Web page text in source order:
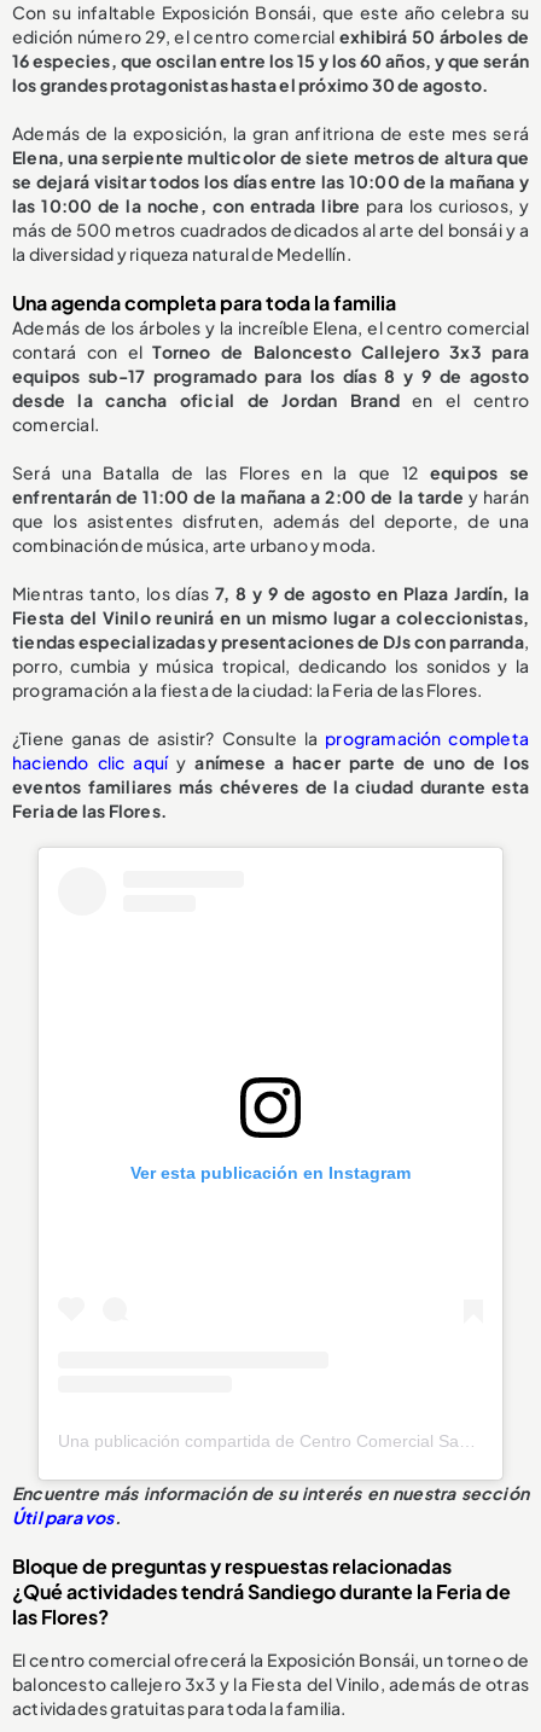
Con su infaltable Exposición Bonsái, que este año celebra su
edición número 29, el centro comercial exhibirá 50 árboles de
16 especies, que oscilan entre los 15 y los 60 años, y que serán
los grandes protagonistas hasta el próximo 30 de agosto.
Además de la exposición, la gran anfitriona de este mes será
Elena, una serpiente multicolor de siete metros de altura que
se dejará visitar todos los días entre las 10:00 de la mañana y
las 10:00 de la noche, con entrada libre para los curiosos, y
más de 500 metros cuadrados dedicados al arte del bonsái y a
la diversidad y riqueza natural de Medellín.
Una agenda completa para toda la familia
Además de los árboles y la increíble Elena, el centro comercial
contará con elTorneo de Baloncesto Callejero 3x3 para
equipos sub-17 programado para los días 8 y 9 de agosto
desde la cancha oficial de Jordan Branden el centro
comercial.
Será una Batalla de las Flores en la que 12 equipos se
enfrentarán de 11:00 de la mañana a 2:00 de la tarde y harán
que los asistentes disfruten, además del deporte, de una
combinación de música, arte urbano y moda.
Mientras tanto, los días 7, 8 y 9 de agosto en Plaza Jardín, la
Fiesta del Vinilo reunirá en un mismo lugar a coleccionistas,
tiendas especializadas y presentaciones de DJs con parranda,
porro, cumbia y música tropical, dedicando los sonidos y la
programación a la fiesta de la ciudad: la Feria de las Flores.
¿Tiene ganas de asistir? Consulte la programación completa
haciendo clic aquíyanímese a hacer parte de uno de los
eventos familiares más chéveres de la ciudad durante esta
Feria de las Flores.
Ver esta publicación en Instagram
Encuentre más información de su interés en nuestra sección
Útil para vos.
Bloque de preguntas y respuestas relacionadas
¿Qué actividades tendrá Sandiego durante la Feria de
las Flores?
El centro comercial ofrecerá la Exposición Bonsái, un torneo de
baloncesto callejero 3x3 y la Fiesta del Vinilo, además de otras
actividades gratuitas para toda la familia.